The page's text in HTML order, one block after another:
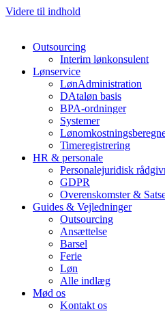
Videre til indhold
Outsourcing
Interim lønkonsulent
Lønservice
LønAdministration
DAtaløn basis
BPA-ordninger
Systemer
Timeregistrering
HR & personale
Personalejuridisk
GDPR
Overenskomster &
Guides & Vejledninger
Outsourcing
Ansættelse
Barsel
Ferie
Løn
Alle indlæg
Mød os
Kontakt os